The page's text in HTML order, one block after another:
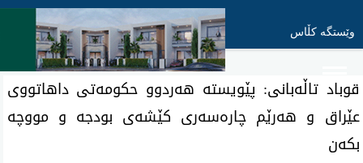
وێستگە کڵاس
قوباد تاڵەبانی: پێویستە هەردوو حکومەتی داهاتووی
عێراق و هەرێم چارەسەری کێشەی بودجە و مووچە
بکەن